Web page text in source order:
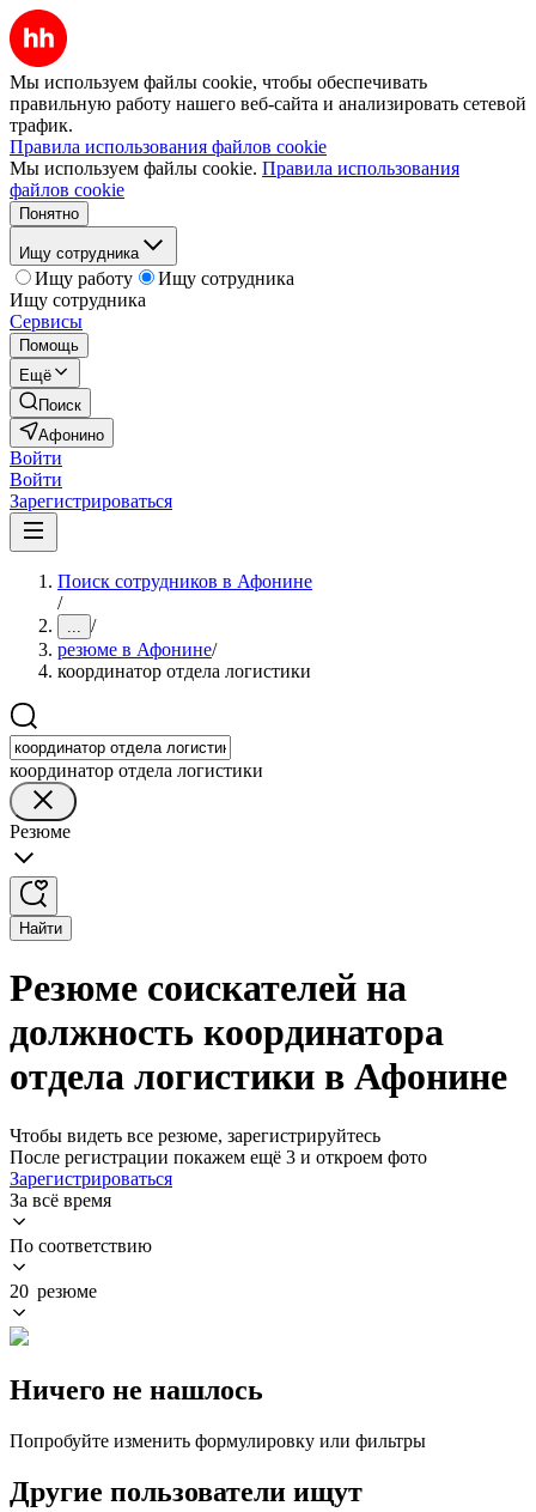
Мы используем файлы cookie, чтобы обеспечивать
правильную работу нашего веб-сайта и анализировать сетевой
трафик.
Правила использования файлов cookie
Мы используем файлы cookie. Правила использования
файлов cookie
Понятно
Ищу сотрудника
Ищу работу
Ищу сотрудника
Ищу сотрудника
Сервисы
Помощь
Ещё
Поиск
Афонино
Войти
Войти
Зарегистрироваться
Поиск сотрудников в Афонине
/
... /
резюме в Афонине/
координатор отдела логистики
координатор отдела логистики
Резюме
Найти
Резюме соискателей на
должность координатора
отдела логистики в Афонине
Чтобы видеть все резюме, зарегистрируйтесь
После регистрации покажем ещё 3 и откроем фото
Зарегистрироваться
За всё время
По соответствию
20 резюме
Ничего не нашлось
Попробуйте изменить формулировку или фильтры
Другие пользователи ищут